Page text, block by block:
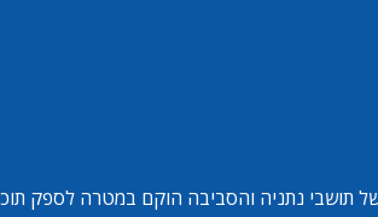
תושבי נתניה והסביבה הוקם במטרה לספק תוכן